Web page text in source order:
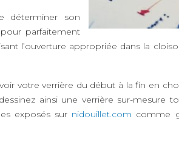
déterminer son
parfaitement
l’ouverture appropriée dans la
votre verrière du début à la fin en
ainsi une verrière sur-mesure
exposés sur nidouillet.com comme